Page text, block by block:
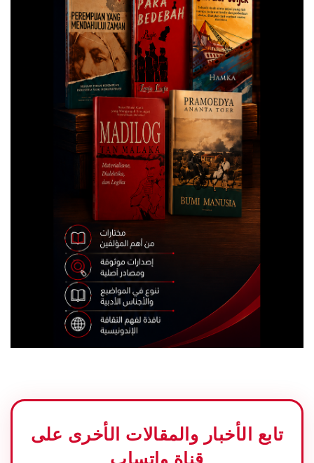
تابع الأخبار والمقالات الأخرى على
قناة واتساب